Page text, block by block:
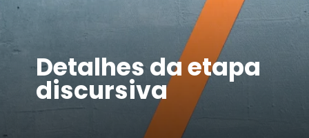
Detalhes da etapa
discursiva